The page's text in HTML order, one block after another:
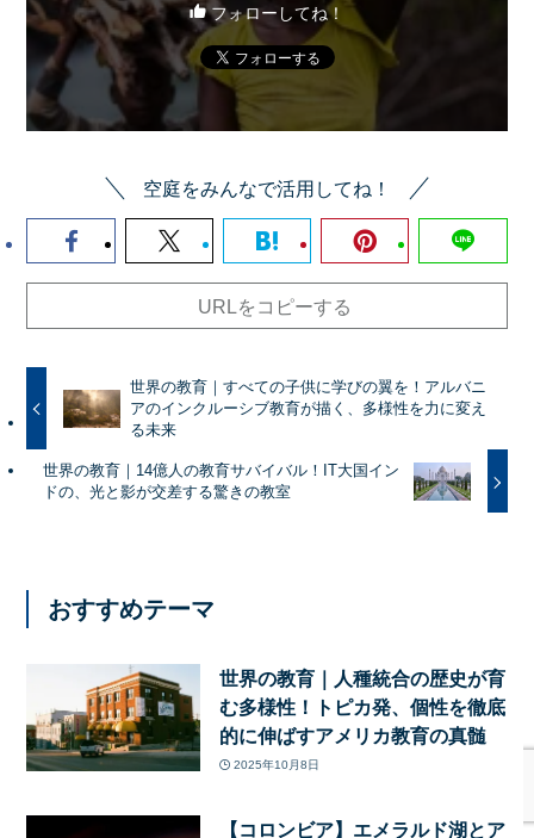
フォローしてね！
空庭をみんなで活用してね！
URLをコピーする
世界の教育｜すべての子供に学びの翼を！アルバニ
アのインクルーシブ教育が描く、多様性を力に変え
る未来
世界の教育｜14億人の教育サバイバル！IT大国イン
ドの、光と影が交差する驚きの教室
おすすめテーマ
世界の教育｜人種統合の歴史が育
む多様性！トピカ発、個性を徹底
的に伸ばすアメリカ教育の真髄
2025年10月8日
【コロンビア】エメラルド湖とア